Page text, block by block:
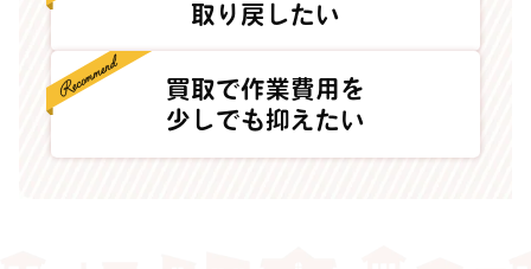
取り戻したい
買取で作業費用を
少しでも抑えたい